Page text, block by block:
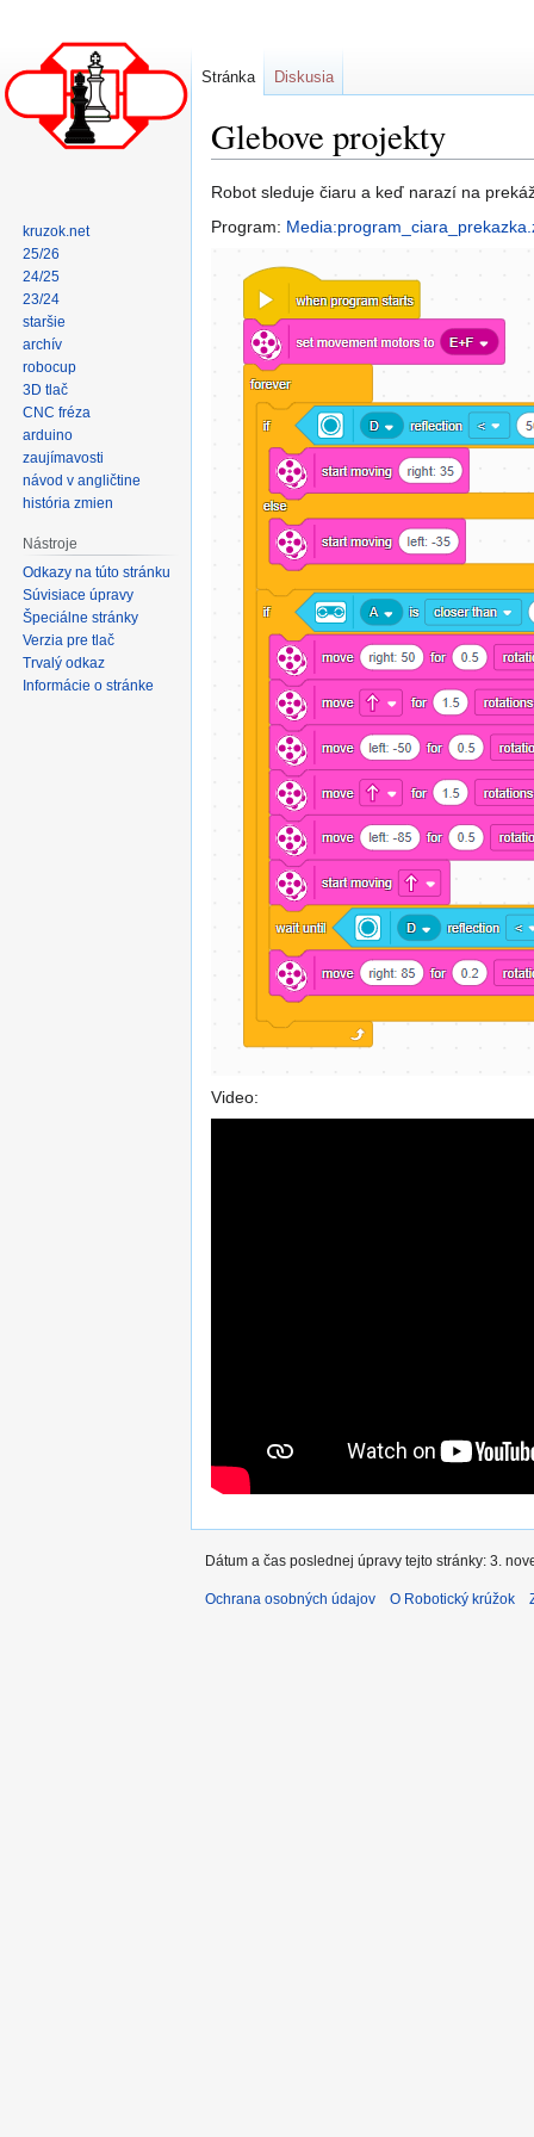
Glebove projekty
Skočit
na
Skočit
na
Robot sleduje čiaru a keď narazí na
Program:
Video:
Stránka Diskusia
kruzok.net
25/26
24/25
23/24
staršie
archív
robocup
3D tlač
CNC fréza
arduino
zaujímavosti
návod v angličtine
história zmien
Nástroje
Odkazy na túto stránku
Súvisiace úpravy
Špeciálne stránky
Verzia pre tlač
Trvalý odkaz
Informácie o stránke
Dátum a čas poslednej úpravy tejto stránky: 3.
Ochrana osobných údajov O Robotický krúžok